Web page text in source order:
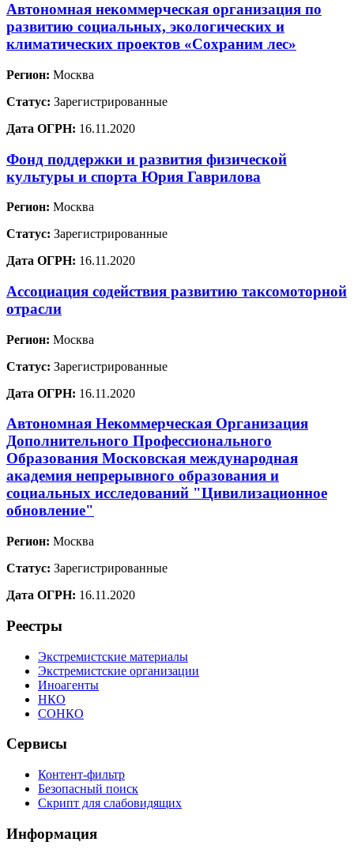
Автономная некоммерческая организация по
развитию социальных, экологических и
климатических проектов «Сохраним лес»
Регион: Москва
Статус: Зарегистрированные
Дата ОГРН: 16.11.2020
Фонд поддержки и развития физической
культуры и спорта Юрия Гаврилова
Регион: Москва
Статус: Зарегистрированные
Дата ОГРН: 16.11.2020
Ассоциация содействия развитию таксомоторной
отрасли
Регион: Москва
Статус: Зарегистрированные
Дата ОГРН: 16.11.2020
Автономная Некоммерческая Организация
Дополнительного Профессионального
Образования Московская международная
академия непрерывного образования и
социальных исследований "Цивилизационное
обновление"
Регион: Москва
Статус: Зарегистрированные
Дата ОГРН: 16.11.2020
Реестры
Экстремистские материалы
Экстремистские организации
Иноагенты
НКО
СОНКО
Сервисы
Контент-фильтр
Безопасный поиск
Скрипт для слабовидящих
Информация